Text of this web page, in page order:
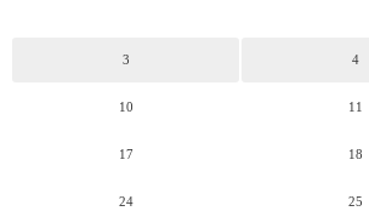
3 4
10 11
17 18
24 25